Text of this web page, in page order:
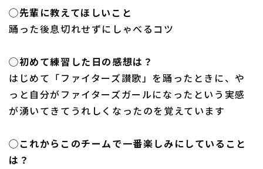
◯先輩に教えてほしいこと
踊った後息切れせずにしゃべるコツ
◯初めて練習した日の感想は？
はじめて「ファイターズ讃歌」を踊ったときに、や
っと自分がファイターズガールになったという実感
が湧いてきてうれしくなったのを覚えています
◯これからこのチームで一番楽しみにしていること
は？